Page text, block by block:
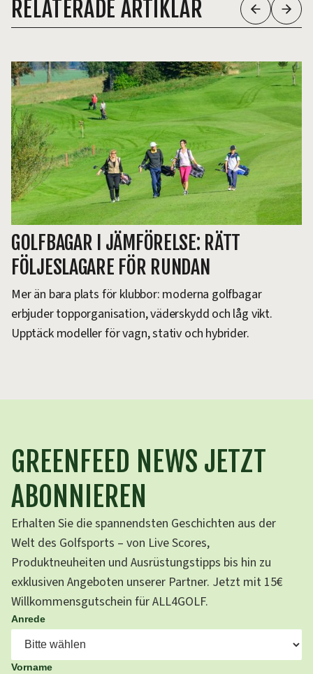
RELATERADE ARTIKLAR
GOLFBAGAR I JÄMFÖRELSE: RÄTT
FÖLJESLAGARE FÖR RUNDAN
Mer än bara plats för klubbor: moderna golfbagar
erbjuder topporganisation, väderskydd och låg vikt.
Upptäck modeller för vagn, stativ och hybrider.
GREENFEED NEWS JETZT
ABONNIEREN
Erhalten Sie die spannendsten Geschichten aus der
Welt des Golfsports – von Live Scores,
Produktneuheiten und Ausrüstungstipps bis hin zu
exklusiven Angeboten unserer Partner. Jetzt mit 15€
Willkommensgutschein für ALL4GOLF.
Anrede
Vorname